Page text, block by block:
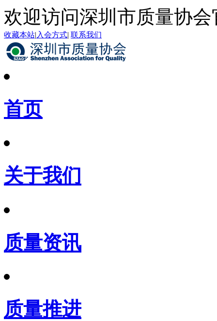
欢迎访问深圳市质量协会
收藏本站| 入会方式| 联系我们
首页
关于我们
质量资讯
质量推进